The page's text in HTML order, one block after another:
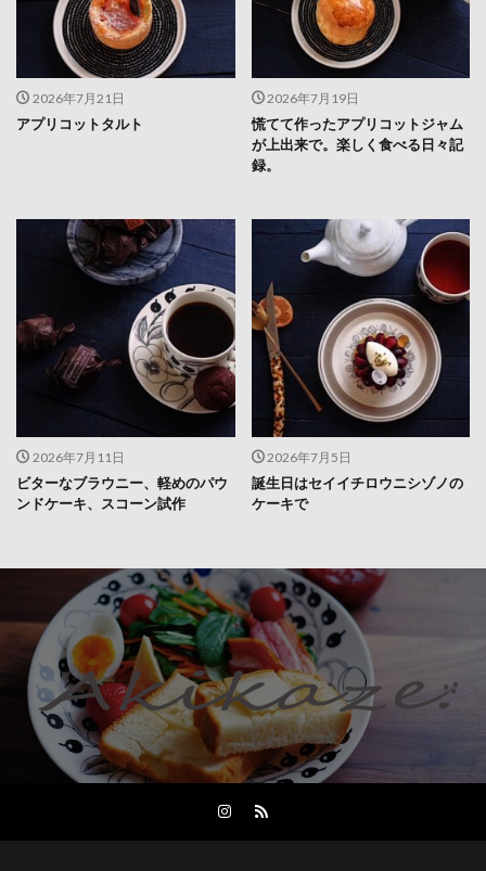
2026年7月21日
アプリコットタルト
2026年7月19日
慌てて作ったアプリコットジャム
が上出来で。楽しく食べる日々記
録。
2026年7月11日
ビターなブラウニー、軽めのパウ
ンドケーキ、スコーン試作
2026年7月5日
誕生日はセイイチロウニシゾノの
ケーキで